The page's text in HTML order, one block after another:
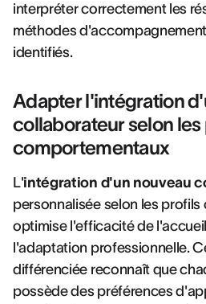
interpréter correctement les
méthodes
identifiés.
Adapter l'intégration
collaborateur selon les
comportementaux
L'intégration d'un nouveau
personnalisée selon les
optimise l'efficacité de
l'adaptation professionnelle.
différenciée reconnaît que
possède des préférences